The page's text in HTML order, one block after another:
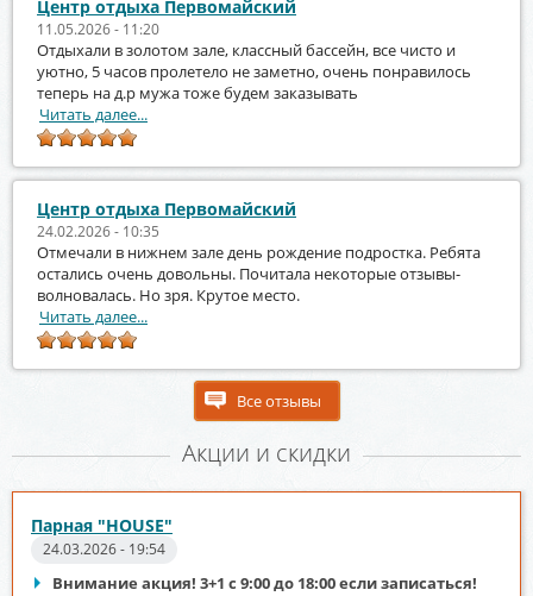
Центр отдыха Первомайский
11.05.2026 - 11:20
Отдыхали в золотом зале, классный бассейн, все чисто и
уютно, 5 часов пролетело не заметно, очень понравилось
теперь на д.р мужа тоже будем заказывать
Читать далее...
Центр отдыха Первомайский
24.02.2026 - 10:35
Отмечали в нижнем зале день рождение подростка. Ребята
остались очень довольны. Почитала некоторые отзывы-
волновалась. Но зря. Крутое место.
Читать далее...
Все отзывы
Акции и скидки
Парная "HOUSE"
24.03.2026 - 19:54
Внимание акция! 3+1 с 9:00 до 18:00 если записаться!